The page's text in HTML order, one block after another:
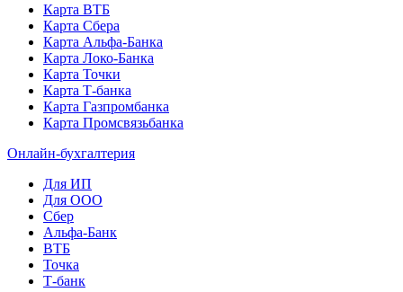
Карта ВТБ
Карта Сбера
Карта Альфа-Банка
Карта Локо-Банка
Карта Точки
Карта Т-банка
Карта Газпромбанка
Карта Промсвязьбанка
Онлайн-бухгалтерия
Для ИП
Для ООО
Сбер
Альфа-Банк
ВТБ
Точка
Т-банк